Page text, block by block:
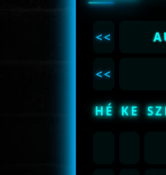
<<
<<
HÉ KE